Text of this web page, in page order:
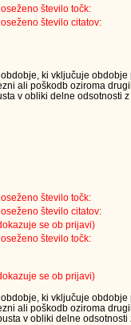
število točk:
število citatov:
ki vključuje obdobje
ali poškodb oziroma
v obliki delne odsotnosti
število točk:
število citatov:
se ob prijavi)
število točk:
se ob prijavi)
ki vključuje obdobje
ali poškodb oziroma
v obliki delne odsotnosti